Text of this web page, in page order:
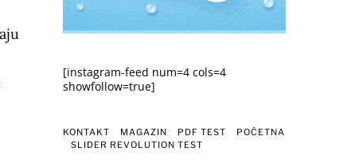
[instagram-feed num=4 cols=4
showfollow=true]
KONTAKT MAGAZIN PDF TEST
POČETNA
SLIDER REVOLUTION TEST